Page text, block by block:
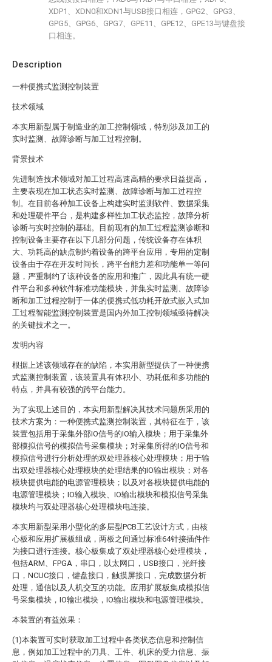
Description
一种便携式监测控制装置
技术领域
本实用新型属于制造业的加工控制领域，特别涉及加工的
实时监测、故障诊断与加工过程控制。
背景技术
先进制造技术领域对加工过程高速高精的要求日益提高，
主要表现在加工状态实时监测、故障诊断与加工过程控
制。在目前各种加工设备上构建实时监测软件、数据采集
和处理硬件平台，是构建多样性加工状态监控，故障分析
诊断与实时控制的基础。目前现有的加工过程监测诊断和
控制设备主要存在以下几部分问题，传统设备存在体积
大、功耗高的缺点制约着设备的跨平台应用，专用的定制
设备由于存在开发时间长，跨平台能力差和功能单一等问
题，严重制约了该种设备的应用和推广，因此具有统一硬
件平台和多种软件标准功能模块，并集实时监测、故障诊
断和加工过程控制于一体的便携式低功耗开放式嵌入式加
工过程智能监测控制装置是国内外加工控制领域亟待解决
的关键技术之一。
发明内容
根据上述该领域存在的缺陷，本实用新型提供了一种便携
式监测控制装置，该装置具有体积小、功耗低和多功能的
特点，并具有较强的跨平台能力。
为了实现上述目的，本实用新型解决其技术问题所采用的
技术方案为：一种便携式监测控制装置，其特征在于，该
装置包括用于采集外部IO信号的IO输入模块；用于采集外
部模拟信号的模拟信号采集模块；对采集所得的IO信号和
模拟信号进行分析处理的双处理器核心处理模块；用于输
出双处理器核心处理模块的处理结果的IO输出模块；对各
模块提供电能的电源管理模块；以及对各模块提供电能的
电源管理模块；IO输入模块、IO输出模块和模拟信号采集
模块均与双处理器核心处理模块电连接。
本实用新型采用小型化的多层型PCB工艺设计方式，由核
心板和应用扩展板组成，两板之间通过标准64针接插件作
为接口进行连接。核心板集成了双处理器核心处理模块，
包括ARM、FPGA，串口，以太网口，USB接口，光纤接
口，NCUC接口，键盘接口，触摸屏接口，完成数据分析
处理，通信以及人机交互的功能。应用扩展板集成模拟信
号采集模块，IO输出模块，IO输出模块和电源管理模块。
本装置的有益效果：
(1)本装置可实时获取加工过程中各类状态信息和控制信
息，例如加工过程中的刀具、工件、机床的受力信息、振
XDP1、XDN0和XDN1与USB接口相连，GPG2、GPG3、
GPG5、GPG6、GPG7、GPE11、GPE12、GPE13与键盘接
口相连。